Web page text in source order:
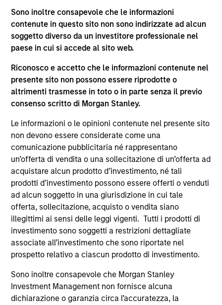
Sono inoltre consapevole che le informazioni
contenute in questo sito non sono indirizzate ad alcun
soggetto diverso da un investitore professionale nel
paese in cui si accede al sito web.
Riconosco e accetto che le informazioni contenute nel
presente sito non possono essere riprodotte o
altrimenti trasmesse in toto o in parte senza il previo
consenso scritto di Morgan Stanley.
Le informazioni o le opinioni contenute nel presente sito
non devono essere considerate come una
comunicazione pubblicitaria né rappresentano
un’offerta di vendita o una sollecitazione di un’offerta ad
acquistare alcun prodotto d’investimento, né tali
prodotti d’investimento possono essere offerti o venduti
ad alcun soggetto in una giurisdizione in cui tale
offerta, sollecitazione, acquisto o vendita siano
illegittimi ai sensi delle leggi vigenti. Tutti i prodotti di
investimento sono soggetti a restrizioni dettagliate
associate all’investimento che sono riportate nel
prospetto relativo a ciascun prodotto di investimento.
Sono inoltre consapevole che Morgan Stanley
Investment Management non fornisce alcuna
dichiarazione o garanzia circa l’accuratezza, la
Approfondimenti correlati
ALTS IN FOCUS
Private Equity 2026 Midyear Outlook
The foundation for a multi-year recovery is
now in place. The next phase depends less on
direction than on breadth.